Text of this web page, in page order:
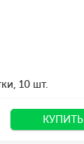
10 шт.
КУПИТЬ